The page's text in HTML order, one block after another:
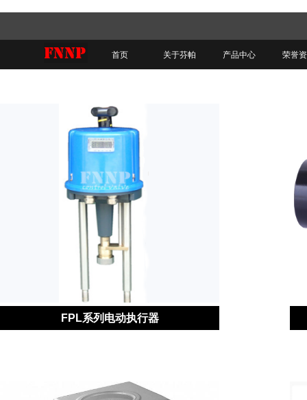
首页 关于芬帕 产品中心 荣誉
FPL系列电动执行器